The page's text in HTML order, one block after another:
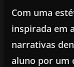
Com uma
inspirada em
narrativas
aluno por um